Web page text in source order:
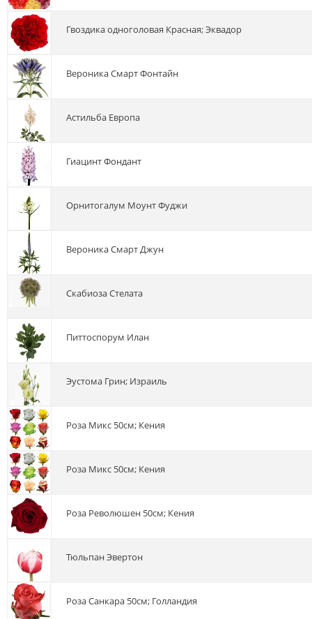
гвоздика одноголовая Красная; Эквадор
вероника Смарт Фонтайн
астильба Европа
гиацинт Фондант
орнитогалум Моунт Фуджи
вероника Смарт Джун
скабиоза Стелата
питтоспорум Илан
эустома Грин; Израиль
роза Микс 50см; Кения
роза Микс 50см; Кения
роза Революшен 50см; Кения
тюльпан Эвертон
роза Санкара 50см; Голландия